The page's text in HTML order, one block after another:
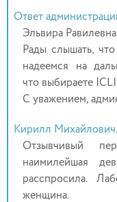
Ответ
Эльвира
Рады слышать,
надеемся на
что выбираете
С уважением,
Кирилл
Отзывчивый
наимилейшая
расспросила.
женщина.